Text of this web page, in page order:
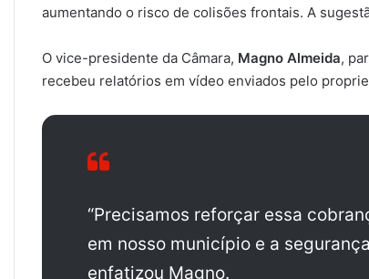
aumentando o risco de colisões frontais. A
O vice-presidente da Câmara, Magno Almeida,
recebeu relatórios em vídeo enviados pelo
“Precisamos reforçar essa
em nosso município e a
enfatizou Magno.